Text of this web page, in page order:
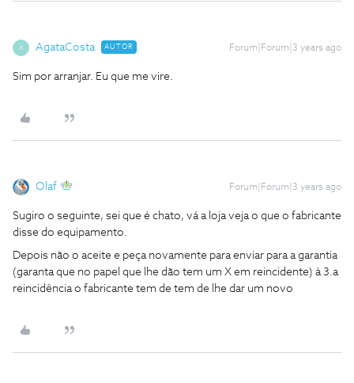
A AgataCosta AUTOR Forum|Forum|3 years ago
Sim por arranjar. Eu que me vire.
Olaf Forum|Forum|3 years ago
Sugiro o seguinte, sei que é chato, vá a loja veja o que o fabricante
disse do equipamento.
Depois não o aceite e peça novamente para enviar para a garantia
(garanta que no papel que lhe dão tem um X em reincidente) à 3.a
reincidência o fabricante tem de tem de lhe dar um novo